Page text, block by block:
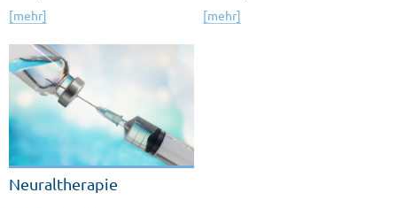
[mehr] [mehr]
Neuraltherapie